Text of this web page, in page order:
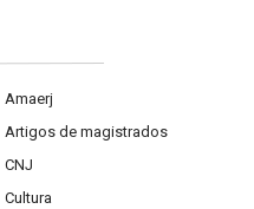
Amaerj
Artigos de magistrados
CNJ
Cultura